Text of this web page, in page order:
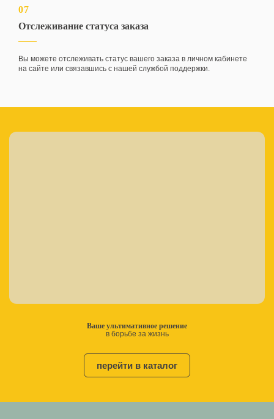
07
Отслеживание статуса заказа
Вы можете отслеживать статус вашего заказа в личном кабинете
на сайте или связавшись с нашей службой поддержки.
Ваше ультимативное решение
в борьбе за жизнь
перейти в каталог